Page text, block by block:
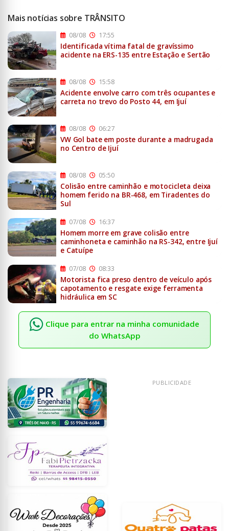
Mais notícias sobre TRÂNSITO
08/08 17:55
Identificada vítima fatal de gravíssimo
acidente na ERS-135 entre Estação e Sertão
08/08 15:58
Acidente envolve carro com três ocupantes e
carreta no trevo do Posto 44, em Ijuí
08/08 06:27
VW Gol bate em poste durante a madrugada
no Centro de Ijuí
08/08 05:50
Colisão entre caminhão e motocicleta deixa
homem ferido na BR-468, em Tiradentes do
Sul
07/08 16:37
Homem morre em grave colisão entre
caminhoneta e caminhão na RS-342, entre Ijuí
e Catuípe
07/08 08:33
Motorista fica preso dentro de veículo após
capotamento e resgate exige ferramenta
hidráulica em SC
Clique para entrar na minha comunidade
do WhatsApp